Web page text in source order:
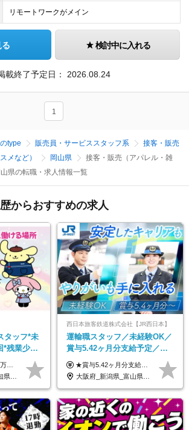
リモートワークがメイン
検討中に入れる
載終了予定日： 2026.08.24
1
type 販売員・サービススタッフ系
接客・販売
メなど）
岡山県
接客・販売（アパレル・雑
県の転職・求人情報一覧
からおすすめの求人
タッフ*未
*残業少な
富*可愛
ます。 ※入社日から6カ月間の試用期間あり。その間の待遇に差異はありません。
_福岡県
西日本旅客鉄道株式会社【JR西日本】
運輸職スタッフ／未経験OK／
賞与5.42ヶ月分支給予定／残
業月11h程／年休119日+有給
平均18.7日
★賞与5.42ヶ月分支給予定あり！ （大卒以上）月給24万1,692円～39万5,780円＋各種手当＋賞与2回 （高卒以上）月給22万2,662円～39万5,780円＋各種手当＋賞与2回 ※上記は2025年度新卒支払額（京阪神地区）となります ※勤務地・学歴で異なり、ご経験・能力等をふまえた金額を加算します ※残業代は別途全額支給します ※当社規程に基づき決定します ※試用期間あり（3ヶ月／待遇に変更はありません） ※基本給以外の諸手当として扶養・職務・時間外・通勤手当等を支給します ※京阪神地区以外の勤務地の場合 月給（大卒）23万0,706円～／月給（高卒）21万2,541円～となります
大阪府_新潟県_富山県_石川県_福井県_三重県_兵庫県_京都府_滋賀県_奈良県_和歌山県_広島県_岡山県_鳥取県_島根県_山口県_福岡県